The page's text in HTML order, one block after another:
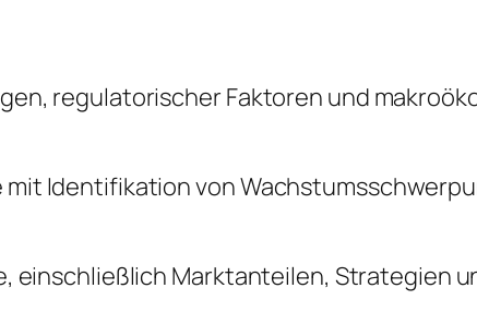
regulatorischer Faktoren und
Identifikation von
Marktanteilen, Strategien